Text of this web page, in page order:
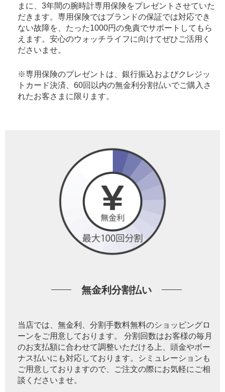
まに、3年間の腕時計専用保険をプレゼントさせていた
だきます。専用保険ではブランドの保証では対応でき
ない故障を、たった1000円の免責でサポートしてもら
えます。安心のウォッチライフに向けてぜひご活用く
ださいませ。
※専用保険のプレゼントは、銀行振込およびクレジッ
トカード決済、60回以内の無金利分割払いでご購入さ
れたお客さまに限ります。
無金利分割払い
当店では、無金利、分割手数料無料のショッピングロ
ーンをご用意しております。 分割回数はお客様の毎月
のお支払額に合わせて調整いただける上、頭金やボー
ナス払いにも対応しております。シミュレーションも
ご用意しておりますので、ご注文の際にお気軽にご相
談くださいませ。